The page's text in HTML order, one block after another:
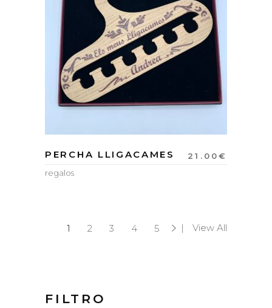
PERCHA LLIGACAMES 21.00€
regalos
1 2 3 4 5 View All
FILTRO